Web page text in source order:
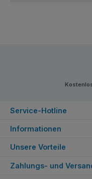
Service-Hotline
Informationen
Unsere Vorteile
Zahlungs- und